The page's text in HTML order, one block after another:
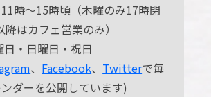
時〜15時頃（木曜のみ17時閉
はカフェ営業のみ）
日・日曜日・祝日
、 Facebook、 Twitterで毎
ダーを公開しています)